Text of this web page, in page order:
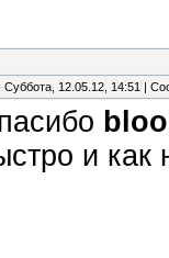
Суббота, 12.05.12, 14:51 |
и как